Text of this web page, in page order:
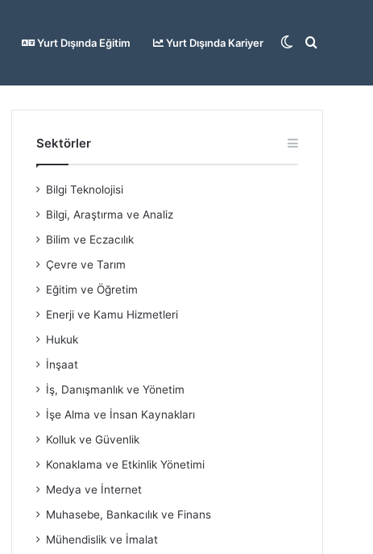
Yurt Dışında Eğitim Yurt Dışında Kariyer Arama
Dış
Sektörler
Bilgi Teknolojisi
Bilgi, Araştırma ve Analiz
Bilim ve Eczacılık
Çevre ve Tarım
Eğitim ve Öğretim
Enerji ve Kamu Hizmetleri
Hukuk
İnşaat
İş, Danışmanlık ve Yönetim
İşe Alma ve İnsan Kaynakları
Kolluk ve Güvenlik
Konaklama ve Etkinlik Yönetimi
Medya ve İnternet
Muhasebe, Bankacılık ve Finans
Mühendislik ve İmalat